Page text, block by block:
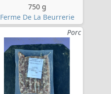
750 g
Ferme De La Beurrerie
Porc